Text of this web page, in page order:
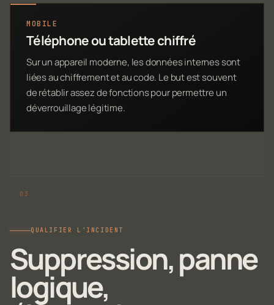
MOBILE
Téléphone ou tablette chiffré
Sur un appareil moderne, les données internes sont
liées au chiffrement et au code. Le but est souvent
de rétablir assez de fonctions pour permettre un
déverrouillage légitime.
QUALIFIER L'INCIDENT
Suppression, panne
logique,